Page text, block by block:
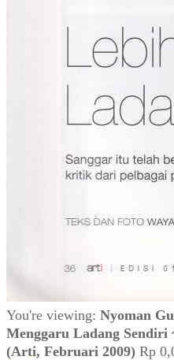
You're viewing: Nyoman
Menggaru Ladang
(Arti, Februari 2009) Rp